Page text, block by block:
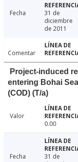
Fecha
31 de
diciembre
de 2011
Comentar
Project-induced
entering Bohai
(COD) (T/a)
Valor
0.00
Fecha
31 de